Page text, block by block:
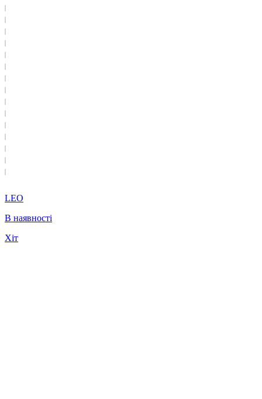
LEO
В наявності
Хіт